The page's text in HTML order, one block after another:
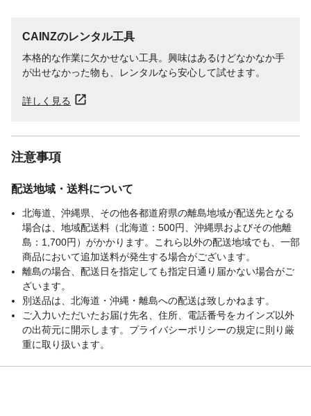
CAINZのレンタル工具
本格的な作業に欠かせない工具。興味はあるけどなかなか手
が出せなかった物も、レンタルなら安心して試せます。
詳しく見る
注意事項
配送地域・送料について
北海道、沖縄県、その他各都道府県の離島地域が配送先となる
場合は、地域配送料（北海道：500円、沖縄県およびその他離
島：1,700円）がかかります。これら以外の配送地域でも、一部
商品において追加送料が発生する場合がございます。
離島の場合、配送日を指定しても指定日通り届かない場合がご
ざいます。
別送品は、北海道・沖縄・離島への配送は致しかねます。
ご入力いただいたお届け先名、住所、電話番号をカインズ以外
の出荷元に開示します。プライバシーポリシーの規定に則り厳
重に取り扱います。